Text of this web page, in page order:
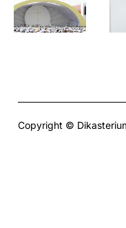
Copyright ©